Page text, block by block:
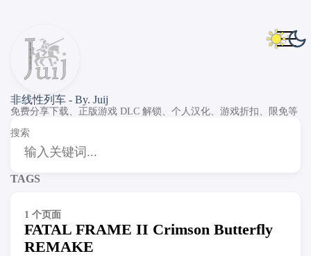
非线性列车 - By. Juij
免费分享下载、正版游戏 DLC 解锁、个人汉化、游戏折扣、限免等
搜索
TAGS
1 个页面
FATAL FRAME II Crimson Butterfly
REMAKE